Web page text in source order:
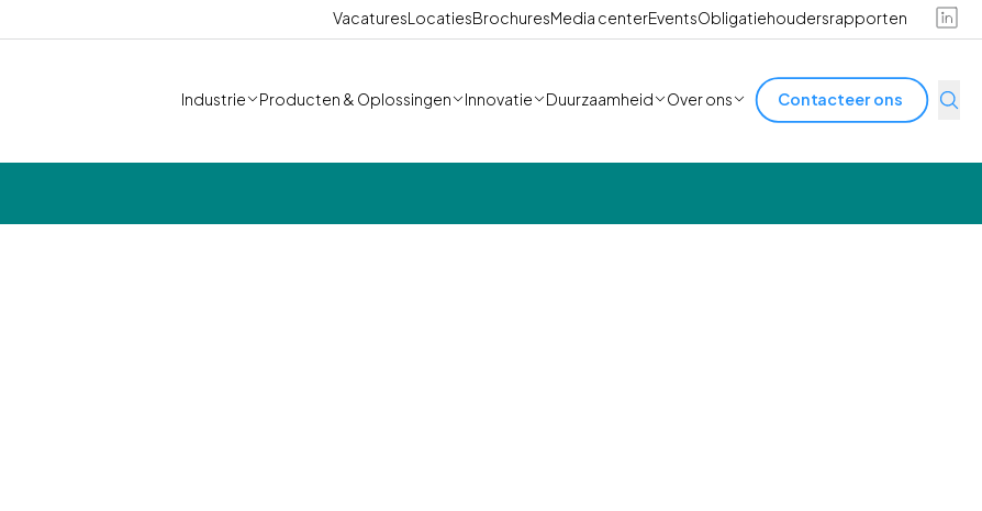
VacaturesLocatiesBrochuresMedia centerEventsObligatiehoudersrapporten
Industrie Producten & Oplossingen Innovatie Duurzaamheid Over ons Contacteer ons